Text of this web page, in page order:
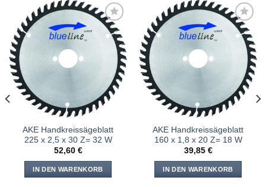
hinzufügen
AKE Handkreissägeblatt
225 x 2,5 x 30 Z= 32 W
52,60 €
IN DEN WARENKORB
hinzufügen
AKE Handkreissägeblatt
160 x 1,8 x 20 Z= 18 W
39,85 €
IN DEN WARENKORB